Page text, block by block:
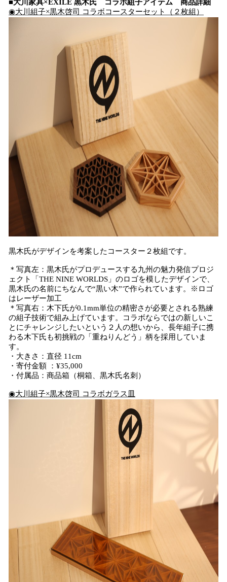
■大川家具×EXILE 黒木氏 コラボ組子アイテム 商品詳細
◉大川組子×黒木啓司 コラボコースターセット（２枚組）
黒木氏がデザインを考案したコースター２枚組です。
＊写真左：黒木氏がプロデュースする九州の魅力発信プロジ
ェクト「THE NINE WORLDS」のロゴを模したデザインで、
黒木氏の名前にちなんで“黒い木”で作られています。※ロゴ
はレーザー加工
＊写真右：木下氏が0.1mm単位の精密さが必要とされる熟練
の組子技術で組み上げています。コラボならではの新しいこ
とにチャレンジしたいという２人の想いから、長年組子に携
わる木下氏も初挑戦の「重ねりんどう」柄を採用していま
す。
・大きさ：直径 11cm
・寄付金額 ：¥35,000
・付属品：商品箱（桐箱、黒木氏名刺）
◉大川組子×黒木啓司 コラボガラス皿